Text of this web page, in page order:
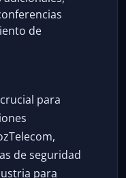
de
para
de seguridad
para